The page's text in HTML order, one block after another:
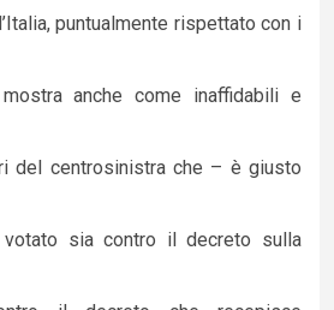
puntualmente rispettato con i
anche come inaffidabili e
del centrosinistra che – è giusto
sia contro il decreto sulla